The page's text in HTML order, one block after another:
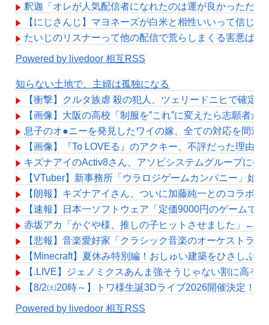
釈迦「オレが人気配信者になれたのは運が良かっただけ
【にじさんじ】マヨネーズが白米と相性いいって信じ難
たいじのリスナーって他の配信で荒らしまくる害悪ばっ
Powered by livedoor 相互RSS
知らない土地で、主婦は孤独になる
【衝撃】クルタ族虐 殺の犯人、ツェリードニヒで確定
【画像】大阪の高校「制服を”これ”に変えたら志願者が
息子のオ●ニーを発見したワイの嫁、全ての対応を間違
【画像】『To LOVEる』のアクキー、不評だった理由が
キズナアイのActiv8さん、アソビシステムグループに参
【VTuber】新事務所「ウラロジゲームカンパニー」始
【朗報】キズナアイさん、ついに加藤純一とのコラボ
【速報】日本一ソフトウェア「定価9000円のゲームで
赤坂アカ「かぐや様、推しの子ヒットさせました」←こ
【悲報】音楽愛好家「クラシック音楽のオーケストラ
【Minecraft】夏休み特別編！おしゅい建築をひさしぶ
【.LIVE】ジェノミクスあんま強そうじゃない割に高そ
【8/2㈯20時～】トワ様生誕3Dライブ2026開催決定！
Powered by livedoor 相互RSS